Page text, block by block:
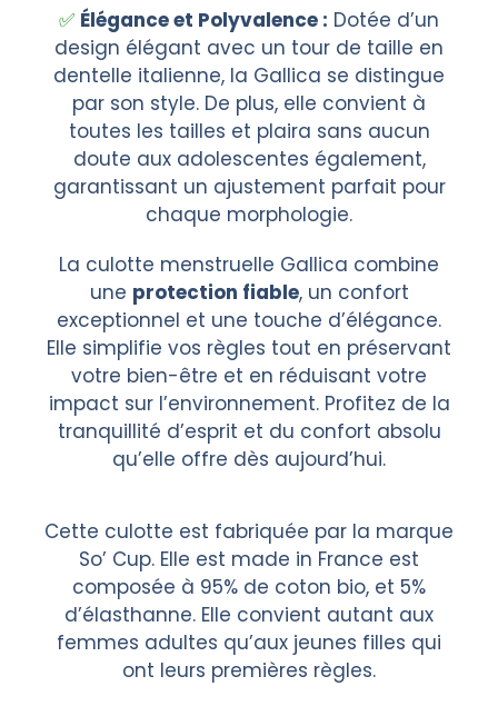
Élégance et Polyvalence : Dotée d’un
design élégant avec un tour de taille en
dentelle italienne, la Gallica se distingue
par son style. De plus, elle convient à
toutes les tailles et plaira sans aucun
doute aux adolescentes également,
garantissant un ajustement parfait pour
chaque morphologie.
La culotte menstruelle Gallica combine
une protection fiable, un confort
exceptionnel et une touche d’élégance.
Elle simplifie vos règles tout en préservant
votre bien-être et en réduisant votre
impact sur l’environnement. Profitez de la
tranquillité d’esprit et du confort absolu
qu’elle offre dès aujourd’hui.
Cette culotte est fabriquée par la marque
So’ Cup. Elle est made in France est
composée à 95% de coton bio, et 5%
d’élasthanne. Elle convient autant aux
femmes adultes qu’aux jeunes filles qui
ont leurs premières règles.